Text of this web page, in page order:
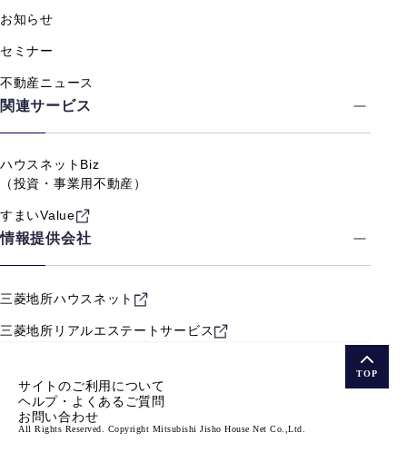
お知らせ
セミナー
不動産ニュース
関連サービス
ハウスネットBiz
（投資・事業用不動産）
すまいValue
情報提供会社
三菱地所ハウスネット
三菱地所リアルエステートサービス
サイトのご利用について
ヘルプ・よくあるご質問
お問い合わせ
All Rights Reserved. Copyright Mitsubishi Jisho House Net Co.,Ltd.
TOP